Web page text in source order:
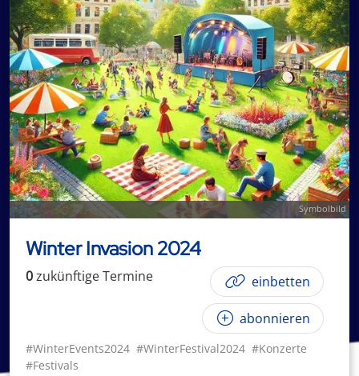
Symbolbild
Winter Invasion 2024
0zukünftigeTermine einbetten
abonnieren
#WinterEvents2024 #WinterFestival2024 #Konzerte
#Festivals